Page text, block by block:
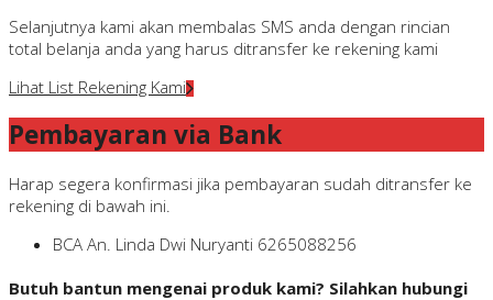
Selanjutnya kami akan membalas SMS anda dengan rincian
total belanja anda yang harus ditransfer ke rekening kami
Lihat List Rekening Kami
Pembayaran via Bank
Harap segera konfirmasi jika pembayaran sudah ditransfer ke
rekening di bawah ini.
BCA An. Linda Dwi Nuryanti 6265088256
Butuh bantun mengenai produk kami? Silahkan hubungi